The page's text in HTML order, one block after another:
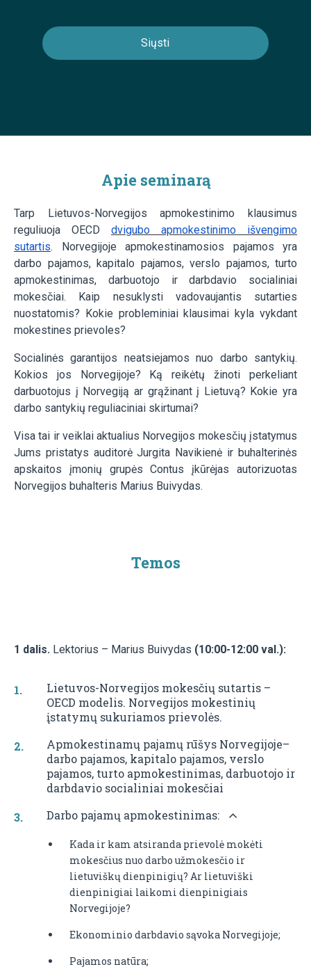
Apie seminarą
Tarp Lietuvos-Norvegijos apmokestinimo klausimus
reguliuoja OECD dvigubo apmokestinimo išvengimo
sutartis. Norvegijoje apmokestinamosios pajamos yra
darbo pajamos, kapitalo pajamos, verslo pajamos, turto
apmokestinimas, darbuotojo ir darbdavio socialiniai
mokesčiai. Kaip nesuklysti vadovaujantis sutarties
nuostatomis? Kokie probleminiai klausimai kyla vykdant
mokestines prievoles?
Socialinės garantijos neatsiejamos nuo darbo santykių.
Kokios jos Norvegijoje? Ką reikėtų žinoti perkeliant
darbuotojus į Norvegiją ar grąžinant į Lietuvą? Kokie yra
darbo santykių reguliaciniai skirtumai?
Visa tai ir veiklai aktualius Norvegijos mokesčių įstatymus
Jums pristatys auditorė Jurgita Navikienė ir buhalterinės
apskaitos įmonių grupės Contus įkūrėjas autorizuotas
Norvegijos buhalteris Marius Buivydas.
Temos
1 dalis. Lektorius – Marius Buivydas (10:00-12:00 val.):
Lietuvos-Norvegijos mokesčių sutartis –
OECD modelis. Norvegijos mokestinių
įstatymų sukuriamos prievolės.
Apmokestinamų pajamų rūšys Norvegijoje–
darbo pajamos, kapitalo pajamos, verslo
pajamos, turto apmokestinimas, darbuotojo ir
darbdavio socialiniai mokesčiai
Darbo pajamų apmokestinimas:
Kada ir kam atsiranda prievolė mokėti
mokesčius nuo darbo užmokesčio ir
lietuviškų dienpinigių? Ar lietuviški
dienpinigiai laikomi dienpinigiais
Norvegijoje?
Ekonominio darbdavio sąvoka Norvegijoje;
Pajamos natūra;